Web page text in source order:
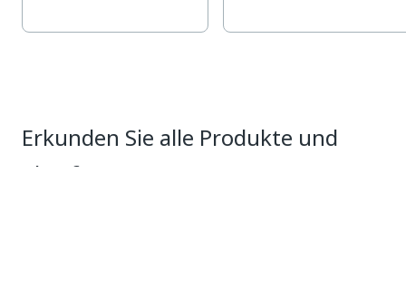
Erkunden Sie alle Produkte und
Plattformen